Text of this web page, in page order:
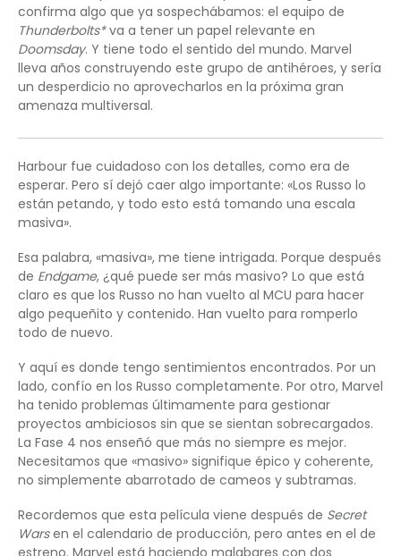
confirma algo que ya sospechábamos: el equipo de
Thunderbolts*va a tener un papel relevante en
Doomsday. Y tiene todo el sentido del mundo. Marvel
lleva años construyendo este grupo de antihéroes, y sería
un desperdicio no aprovecharlos en la próxima gran
amenaza multiversal.
Harbour fue cuidadoso con los detalles, como era de
esperar. Pero sí dejó caer algo importante: «Los Russo lo
están petando, y todo esto está tomando una escala
masiva».
Esa palabra, «masiva», me tiene intrigada. Porque después
de Endgame, ¿qué puede ser más masivo? Lo que está
claro es que los Russo no han vuelto al MCU para hacer
algo pequeñito y contenido. Han vuelto para romperlo
todo de nuevo.
Y aquí es donde tengo sentimientos encontrados. Por un
lado, confío en los Russo completamente. Por otro, Marvel
ha tenido problemas últimamente para gestionar
proyectos ambiciosos sin que se sientan sobrecargados.
La Fase 4 nos enseñó que más no siempre es mejor.
Necesitamos que «masivo» signifique épico y coherente,
no simplemente abarrotado de cameos y subtramas.
Recordemos que esta película viene después de Secret
Warsen el calendario de producción, pero antes en el de
estreno. Marvel está haciendo malabares con dos